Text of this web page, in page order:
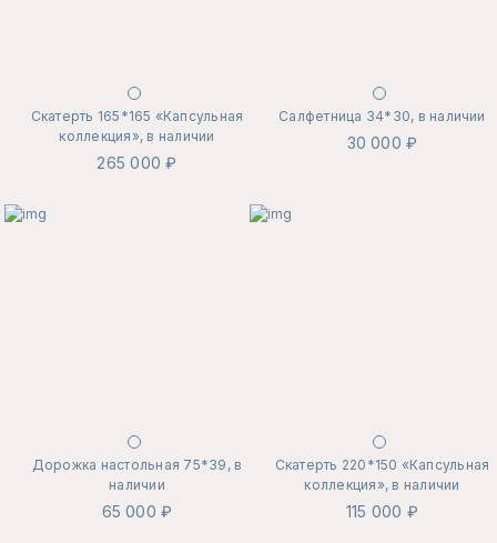
Скатерть 165*165 «Капсульная
коллекция», в наличии
265 000 ₽
Салфетница 34*30, в наличии
30 000 ₽
Дорожка настольная 75*39, в
наличии
65 000 ₽
Скатерть 220*150 «Капсульная
коллекция», в наличии
115 000 ₽